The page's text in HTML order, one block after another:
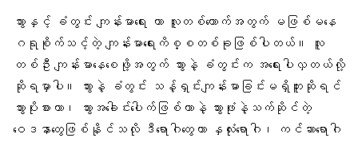
သွားနှင့် ခံတွင်း ကျန်းမာရေး ဟာ လူတစ်ယောက်အတွက် မဖြစ်မနေ
ဂရုစိုက်သင့်တဲ့ ကျန်းမာရေးကိစ္စတစ်ခုဖြစ်ပါတယ်။ လူ
တစ်ဦး ကျန်းမာနေစေဖို့အတွက် သွားနဲ့ ခံတွင်းက အရေးပါလှတယ်လို့
ဆိုရမှာပါ။ သွားနဲ့ ခံတွင်း သန့်ရှင်းကျန်းမာခြင်းမရှိဘူးဆိုရင်
သွားပိုးစားတာ၊
သွားအခေါင်းပေါက် ဖြစ်တာနဲ့ သွားဖုံးနဲ့သက်ဆိုင်တဲ့
ဝေဒနာတွေဖြစ်နိုင်သလို ဒီရောဂါတွေဟာ နှလုံးရောဂါ၊ ကင်ဆာရောဂါ